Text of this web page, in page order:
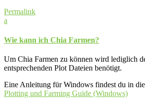
Permalink
a
Wie kann ich Chia Farmen?
Um Chia Farmen zu können wird lediglich
entsprechenden Plot Dateien benötigt.
Eine Anleitung für Windows findest du in
Plotting und Farming Guide (Windows)